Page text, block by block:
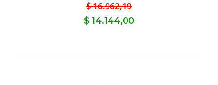
$ 16.962,19
$ 14.144,00